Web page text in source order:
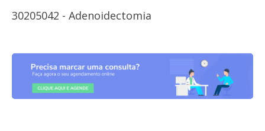
30205042 - Adenoidectomia